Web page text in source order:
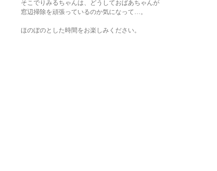
そこでりみるちゃんは、どうしておばあちゃんが
窓辺掃除を頑張っているのか気になって…。
ほのぼのとした時間をお楽しみください。